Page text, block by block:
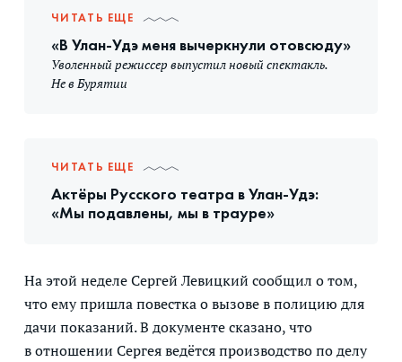
ЧИТАТЬ ЕЩЕ
«В Улан-Удэ меня вычеркнули отовсюду»
Уволенный режиссер выпустил новый спектакль.
Не в Бурятии
ЧИТАТЬ ЕЩЕ
Актёры Русского театра в Улан-Удэ:
«Мы подавлены, мы в трауре»
На этой неделе Сергей Левицкий сообщил о том,
что ему пришла повестка о вызове в полицию для
дачи показаний. В документе сказано, что
в отношении Сергея ведётся производство по делу